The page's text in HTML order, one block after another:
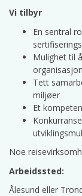
Vi tilbyr
En sentral
Mulighet til
Tett
miljøer
Et
Noe
Arbeidssted:
Ålesund eller